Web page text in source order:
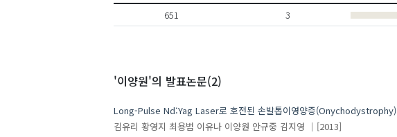
651
3
'이양원'의 발표논문(2)
Long-Pulse Nd:Yag Laser로 호전된 손발톱이영양증(Onychodystrophy)
김유리 황영지 최용범 이유나 이양원 안규중 김지영 [2013]